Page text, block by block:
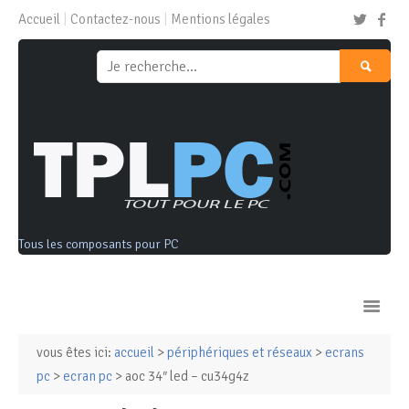
Accueil Contactez-nous Mentions légales
Tous les composants pour PC
Ordinateurs & Tablettes
vous êtes ici: accueil > périphériques et réseaux > ecrans
pc > ecran pc > aoc 34″ led – cu34g4z